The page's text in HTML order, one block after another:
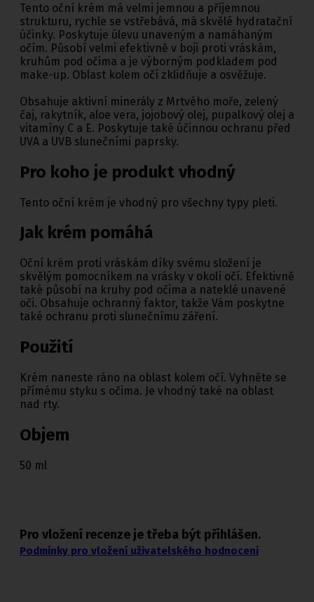
Tento oční krém má velmi jemnou a příjemnou
strukturu, rychle se vstřebává, má skvělé hydratační
účinky. Poskytuje úlevu unaveným a namáhaným
očím. Působí velmi efektivně v boji proti vráskám,
kruhům pod očima a je výborným podkladem pod
make-up. Oblast kolem očí zklidňuje a osvěžuje.
Obsahuje aktivní minerály z Mrtvého moře, zelený
čaj, rakytník, aloe vera, jojobový olej, pupalkový olej a
vitamíny C a E. Poskytuje také účinnou ochranu před
UVA a UVB slunečními paprsky.
Pro koho je produkt vhodný
Tento oční krém je vhodný pro všechny typy pleti.
Jak krém pomáhá
Oční krém proti vráskám díky svému složení je
skvělým pomocníkem na vrásky v okolí očí. Efektivně
také působí na kruhy pod očima a nateklé unavené
oči. Obsahuje ochranný faktor, takže Vám poskytne
také ochranu proti slunečnímu záření.
Použití
Krém naneste ráno na oblast kolem očí. Vyhněte se
přímému styku s očima. Je vhodný také na oblast
nad rty.
Objem
50 ml
Pro vložení recenze je třeba být přihlášen.
Podmínky pro vložení uživatelského hodnocení